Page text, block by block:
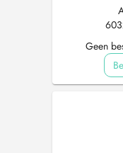
Geen